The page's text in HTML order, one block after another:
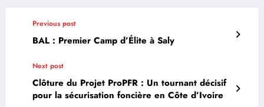
Previous post
BAL : Premier Camp d’Élite à Saly
Next post
Clôture du Projet ProPFR : Un tournant décisif
pour la sécurisation foncière en Côte d’Ivoire